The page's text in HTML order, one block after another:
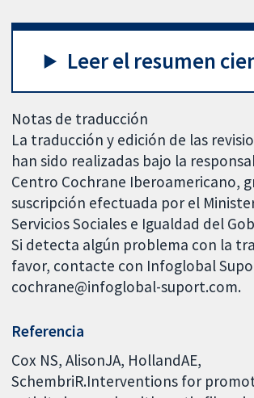
Leer el resumen
Notas de traducción
La traducción y edición de las
han sido realizadas bajo la
Centro Cochrane Iberoamericano,
suscripción efectuada por el
Servicios Sociales e Igualdad del
Si detecta algún problema con la
favor, contacte con Infoglobal
cochrane@infoglobal-suport.com.
Referencia
Cox NS, AlisonJA, HollandAE,
SchembriR.Interventions for